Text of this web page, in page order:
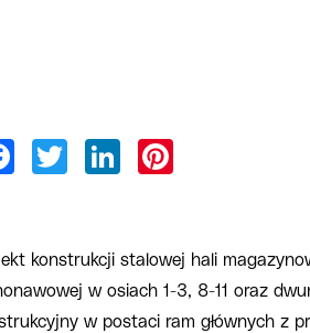
konstrukcji stalowej hali
w osiach 1-3, 8-11 oraz
w postaci ram głównych z